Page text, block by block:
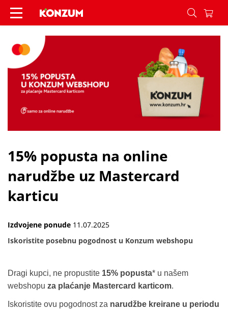
15% popusta na online narudžbe uz
15% popusta na online
narudžbe uz Mastercard
karticu
Izdvojene ponude 11.07.2025
Iskoristite posebnu pogodnost u Konzum webshopu
Dragi kupci, ne propustite 15% popusta* u našem
webshopu za plaćanje Mastercard karticom.
Iskoristite ovu pogodnost za narudžbe kreirane u periodu